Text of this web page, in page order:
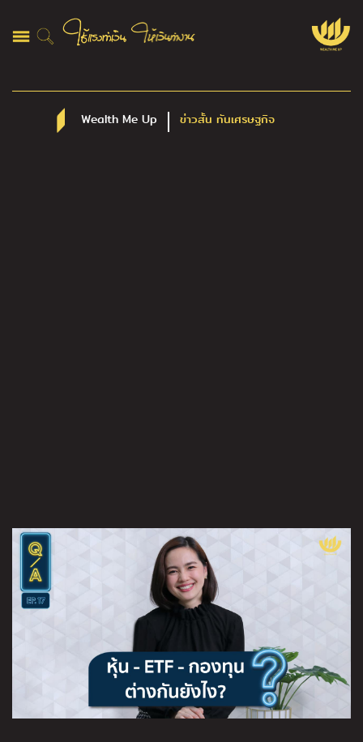
Wealth Me Up ข่าวสั้น ทันเศรษฐกิจ